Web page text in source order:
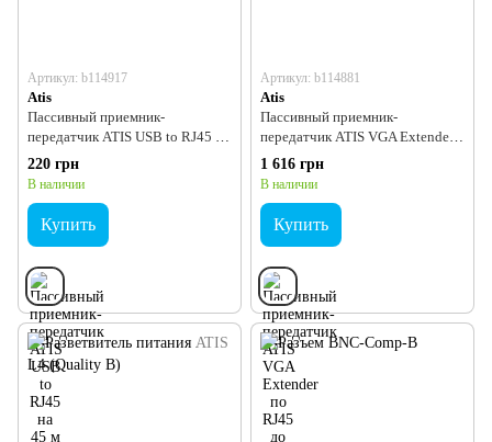
Артикул: b114917
Atis
Пассивный приемник-
передатчик ATIS USB to RJ45 на
45 м
220 грн
В наличии
Купить
Артикул: b114881
Atis
Пассивный приемник-
передатчик ATIS VGA Extender
по RJ45 до 60 м
1 616 грн
В наличии
Купить